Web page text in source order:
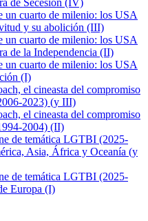
de Secesión (IV)
un cuarto de milenio: los USA
y su abolición (III)
un cuarto de milenio: los USA
de la Independencia (II)
un cuarto de milenio: los USA
(I)
el cineasta del compromiso
2023) (y III)
el cineasta del compromiso
2004) (II)
de temática LGTBI (2025-
Asia, África y Oceanía (y
de temática LGTBI (2025-
Europa (I)